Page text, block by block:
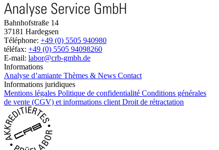
Bahnhofstraße 14
37181 Hardegsen
Téléphone: +49 (0) 5505 940980
téléfax: +49 (0) 5505 94098260
E-mail: labor@crb-gmbh.de
Informations
Analyse d’amiante Thèmes & News Contact
Informations juridiques
Mentions légales Politique de confidentialité Conditions générales
de vente (CGV) et informations client Droit de rétractation